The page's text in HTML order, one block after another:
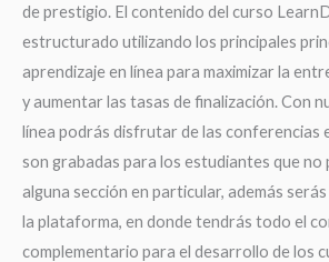
de prestigio. El contenido del curso
estructurado utilizando los principales
aprendizaje en línea para maximizar la
y aumentar las tasas de finalización. Con
línea podrás disfrutar de las conferencias
son grabadas para los estudiantes que no
alguna sección en particular, además
la plataforma, en donde tendrás todo el
complementario para el desarrollo de los